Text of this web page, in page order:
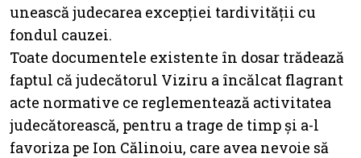
unească judecarea excepției tardivității cu
fondul cauzei.
Toate documentele existente în dosar trădează
faptul că judecătorul Viziru a încălcat flagrant
acte normative ce reglementează activitatea
judecătorească, pentru a trage de timp și a-l
favoriza pe Ion Călinoiu, care avea nevoie să